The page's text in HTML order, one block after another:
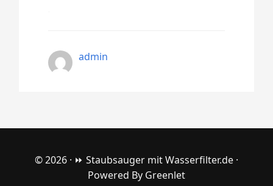
admin
© 2026 · ⏩ Staubsauger mit Wasserfilter.de ·
Powered By Greenlet